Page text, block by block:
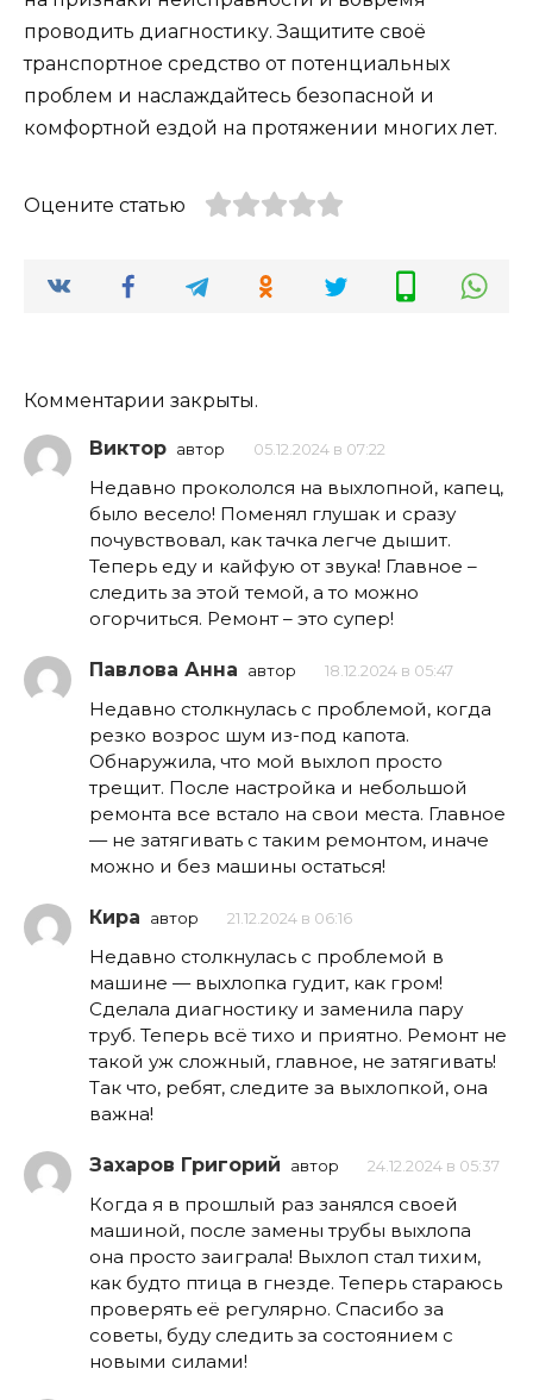
проводить диагностику. Защитите своё
транспортное средство от потенциальных
проблем и наслаждайтесь безопасной и
комфортной ездой на протяжении многих лет.
Оцените статью
Комментарии закрыты.
Виктор автор 05.12.2024 в 07:22
Недавно прокололся на выхлопной, капец,
было весело! Поменял глушак и сразу
почувствовал, как тачка легче дышит.
Теперь еду и кайфую от звука! Главное –
следить за этой темой, а то можно
огорчиться. Ремонт – это супер!
Павлова Анна автор 18.12.2024 в 05:47
Недавно столкнулась с проблемой, когда
резко возрос шум из-под капота.
Обнаружила, что мой выхлоп просто
трещит. После настройка и небольшой
ремонта все встало на свои места. Главное
— не затягивать с таким ремонтом, иначе
можно и без машины остаться!
Кира автор 21.12.2024 в 06:16
Недавно столкнулась с проблемой в
машине — выхлопка гудит, как гром!
Сделала диагностику и заменила пару
труб. Теперь всё тихо и приятно. Ремонт не
такой уж сложный, главное, не затягивать!
Так что, ребят, следите за выхлопкой, она
важна!
Захаров Григорий автор 24.12.2024 в 05:37
Когда я в прошлый раз занялся своей
машиной, после замены трубы выхлопа
она просто заиграла! Выхлоп стал тихим,
как будто птица в гнезде. Теперь стараюсь
проверять её регулярно. Спасибо за
советы, буду следить за состоянием с
новыми силами!